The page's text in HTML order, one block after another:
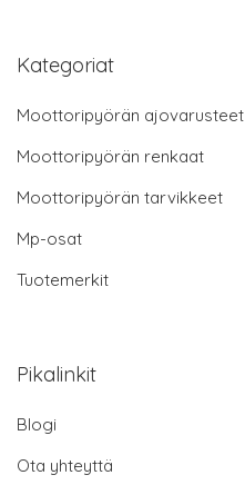
Kategoriat
Moottoripyörän ajovarusteet
Moottoripyörän renkaat
Moottoripyörän tarvikkeet
Mp-osat
Tuotemerkit
Pikalinkit
Blogi
Ota yhteyttä